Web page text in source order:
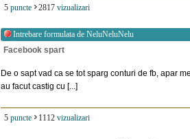
5 puncte 2817 vizualizari
Intrebare formulata de NeluNeluNelu
Facebook spart
De o sapt vad ca se tot sparg conturi de fb, apar
au facut castig cu [...]
5 puncte 1112 vizualizari